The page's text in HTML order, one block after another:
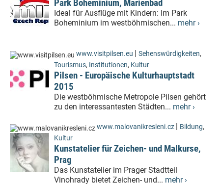
Park Boheminium, Marienbad
Ideal für Ausflüge mit Kindern: Im Park
Boheminium im westböhmischen... mehr ›
www.visitpilsen.eu | Sehenswürdigkeiten,
Tourismus, Institutionen, Kultur
Pilsen - Europäische Kulturhauptstadt
2015
Die westböhmische Metropole Pilsen gehört
zu den interessantesten Städten... mehr ›
www.malovanikresleni.cz | Bildung,
Kultur
Kunstatelier für Zeichen- und Malkurse,
Prag
Das Kunstatelier im Prager Stadtteil
Vinohrady bietet Zeichen- und... mehr ›